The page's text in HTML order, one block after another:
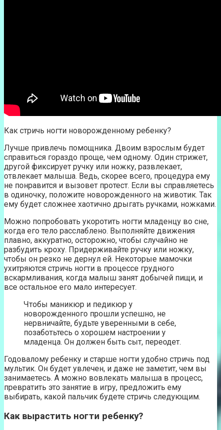
Как стричь ногти новорожденному ребенку?
Лучше привлечь помощника. Двоим взрослым будет
справиться гораздо проще, чем одному. Один стрижет,
другой фиксирует ручку или ножку, развлекает,
отвлекает малыша. Ведь, скорее всего, процедура ему
не понравится и вызовет протест. Если вы справляетесь
в одиночку, положите новорожденного на животик. Так
ему будет сложнее хаотично дрыгать ручками, ножками.
Можно попробовать укоротить ногти младенцу во сне,
когда его тело расслаблено. Выполняйте движения
плавно, аккуратно, осторожно, чтобы случайно не
разбудить кроху. Придерживайте ручку или ножку,
чтобы он резко не дернул ей. Некоторые мамочки
ухитряются стричь ногти в процессе грудного
вскармливания, когда малыш занят добычей пищи, и
все остальное его мало интересует.
Чтобы маникюр и педикюр у
новорожденного прошли успешно, не
нервничайте, будьте уверенными в себе,
позаботьтесь о хорошем настроении у
младенца. Он должен быть сыт, переодет.
Годовалому ребенку и старше ногти удобно стричь под
мультик. Он будет увлечен, и даже не заметит, чем вы
занимаетесь. А можно вовлекать малыша в процесс,
превратить это занятие в игру, предложить ему
выбирать, какой пальчик будете стричь следующим.
Как вырастить ногти ребенку?